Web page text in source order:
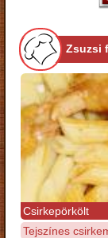
Zsuzsi
Csirkepörkölt
Tejszínes